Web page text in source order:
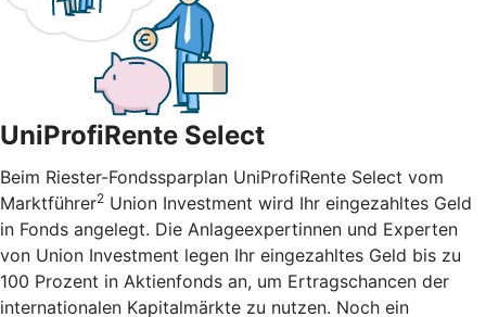
UniProfiRente Select
Beim Riester-Fondssparplan UniProfiRente Select vom
Marktführer2 Union Investment wird Ihr eingezahltes Geld
in Fonds angelegt. Die Anlageexpertinnen und Experten
von Union Investment legen Ihr eingezahltes Geld bis zu
100 Prozent in Aktienfonds an, um Ertragschancen der
internationalen Kapitalmärkte zu nutzen. Noch ein